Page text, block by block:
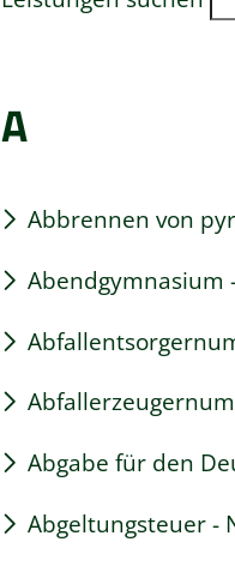
A
Abbrennen von
Abendgymnasium
Abgabe für den
Abgeltungsteuer -